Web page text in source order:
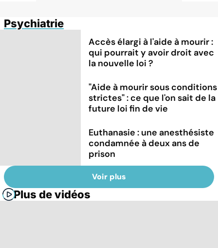
Psychiatrie
Accès élargi à l'aide à mourir :
qui pourrait y avoir droit avec
la nouvelle loi ?
"Aide à mourir sous conditions
strictes" : ce que l'on sait de la
future loi fin de vie
Euthanasie : une anesthésiste
condamnée à deux ans de
prison
Voir plus
Plus de vidéos